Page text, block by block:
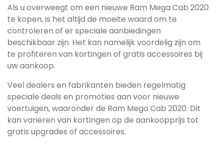
Als u overweegt om een nieuwe Ram Mega Cab 2020
te kopen, is het altijd de moeite waard om te
controleren of er speciale aanbiedingen
beschikbaar zijn. Het kan namelijk voordelig zijn om
te profiteren van kortingen of gratis accessoires bij
uw aankoop.
Veel dealers en fabrikanten bieden regelmatig
speciale deals en promoties aan voor nieuwe
voertuigen, waaronder de Ram Mega Cab 2020. Dit
kan variëren van kortingen op de aankoopprijs tot
gratis upgrades of accessoires.